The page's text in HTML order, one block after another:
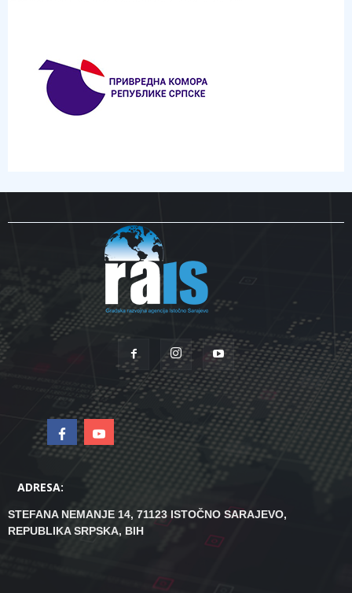
ADRESA:
STEFANA NEMANJE 14, 71123 ISTOČNO SARAJEVO,
REPUBLIKA SRPSKA, BIH